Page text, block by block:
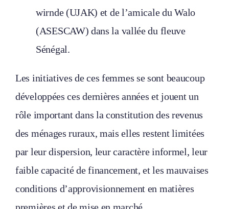
wirnde (UJAK) et de l’amicale du Walo
(ASESCAW) dans la vallée du fleuve
Sénégal.
Les initiatives de ces femmes se sont beaucoup
développées ces dernières années et jouent un
rôle important dans la constitution des revenus
des ménages ruraux, mais elles restent limitées
par leur dispersion, leur caractère informel, leur
faible capacité de financement, et les mauvaises
conditions d’approvisionnement en matières